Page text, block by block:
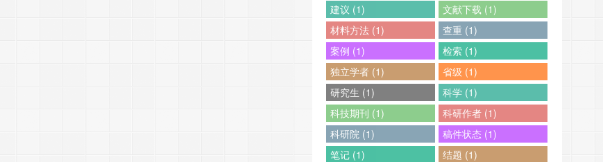
建议 (1)
文献下载 (1)
材料方法 (1)
查重 (1)
案例 (1)
检索 (1)
独立学者 (1)
省级 (1)
研究生 (1)
科学 (1)
科技期刊 (1)
科研作者 (1)
科研院 (1)
稿件状态 (1)
笔记 (1)
结题 (1)